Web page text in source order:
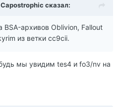
сказал:
архивов Oblivion, Fallout
из ветки cc9cii.
мы увидим tes4 и fo3/nv на